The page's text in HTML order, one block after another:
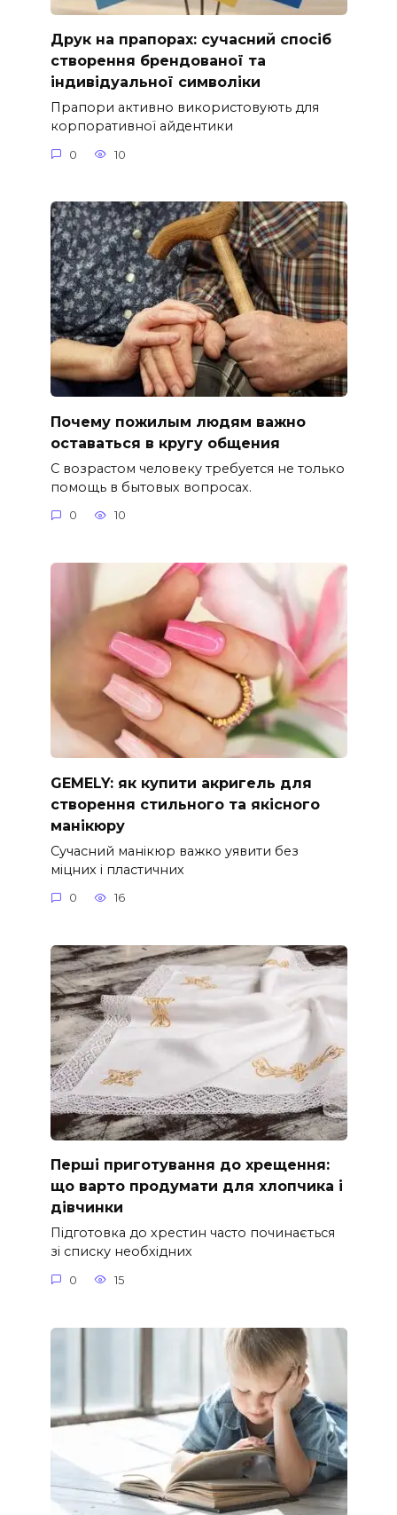
Друк на прапорах: сучасний спосіб
створення брендованої та
індивідуальної символіки
Прапори активно використовують для
корпоративної айдентики
0 10
Почему пожилым людям важно
оставаться в кругу общения
С возрастом человеку требуется не только
помощь в бытовых вопросах.
0 10
GEMELY: як купити акригель для
створення стильного та якісного
манікюру
Сучасний манікюр важко уявити без
міцних і пластичних
0 16
Перші приготування до хрещення:
що варто продумати для хлопчика і
дівчинки
Підготовка до хрестин часто починається
зі списку необхідних
0 15